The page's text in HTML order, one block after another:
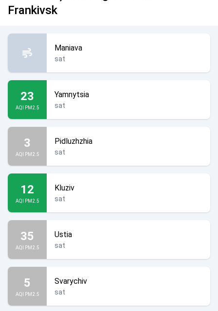
Frankivsk
Maniava
sat
23
AQI PM2.5
Yamnytsia
sat
3
AQI PM2.5
Pidluzhzhia
sat
12
AQI PM2.5
Kluziv
sat
35
AQI PM2.5
Ustia
sat
5
AQI PM2.5
Svarychiv
sat